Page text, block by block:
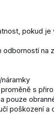
pokud je
na
s
pouze
poškození a